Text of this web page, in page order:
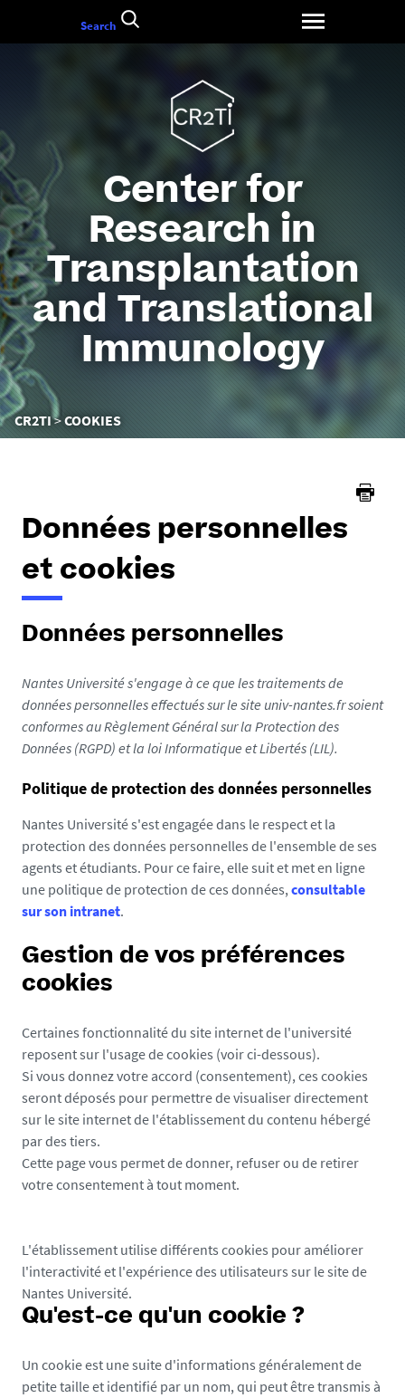
Center for
Research in
Transplantation
and Translational
Immunology
Vous
êtes
CR2TI COOKIES
Search
Données personnelles
et cookies
Données personnelles
Nantes Université s'engage à ce que les traitements de
données personnelles effectués sur le site univ-nantes.fr soient
conformes au Règlement Général sur la Protection des
Données (RGPD) et la loi Informatique et Libertés (LIL).
Politique de protection des données personnelles
Nantes Université s'est engagée dans le respect et la
protection des données personnelles de l'ensemble de ses
agents et étudiants. Pour ce faire, elle suit et met en ligne
une politique de protection de ces données,consultable
sur son intranet.
Gestion de vos préférences
cookies
Certaines fonctionnalité du site internet de l'université
reposent sur l'usage de cookies (voir ci-dessous).
Si vous donnez votre accord (consentement), ces cookies
seront déposés pour permettre de visualiser directement
sur le site internet de l'établissement du contenu hébergé
par des tiers.
Cette page vous permet de donner, refuser ou de retirer
votre consentement à tout moment.
L'établissement utilise différents cookies pour améliorer
l'interactivité et l'expérience des utilisateurs sur le site de
Nantes Université.
Qu'est-ce qu'un cookie ?
Un cookie est une suite d'informations généralement de
petite taille et identifié par un nom, qui peut être transmis à